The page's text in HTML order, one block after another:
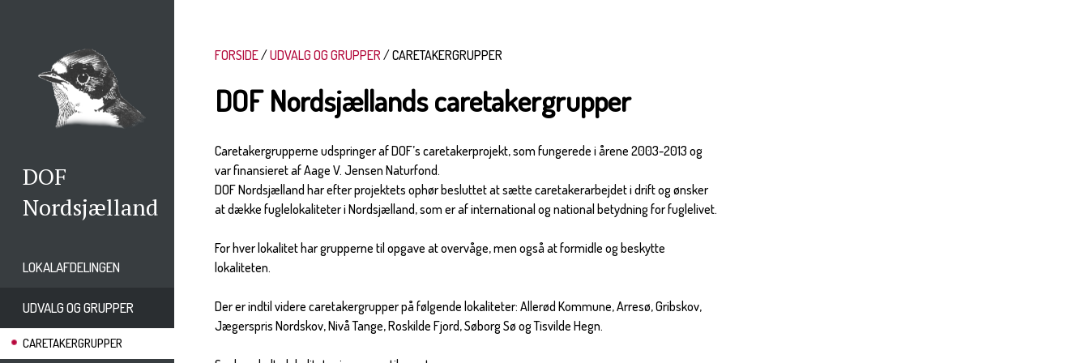
DOF
Nordsjælland
LOKALAFDELINGEN
UDVALG OG GRUPPER
CARETAKERGRUPPER
FORSIDE UDVALG OG GRUPPER CARETAKERGRUPPER
DOF Nordsjællands caretakergrupper
Caretakergrupperne udspringer af DOF’s caretakerprojekt, som fungerede i årene 2003-2013 og
var finansieret af Aage V. Jensen Naturfond.
DOF Nordsjælland har efter projektets ophør besluttet at sætte caretakerarbejdet i drift og ønsker
at dække fuglelokaliteter i Nordsjælland, som er af international og national betydning for fuglelivet.
For hver lokalitet har grupperne til opgave at overvåge, men også at formidle og beskytte
lokaliteten.
Der er indtil videre caretakergrupper på følgende lokaliteter: Allerød Kommune, Arresø, Gribskov,
Jægerspris Nordskov, Nivå Tange, Roskilde Fjord, Søborg Sø og Tisvilde Hegn.